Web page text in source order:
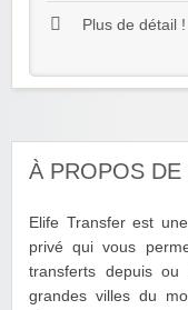
Plus de détail !
À PROPOS
Elife Transfer est
privé qui vous
transferts depuis
grandes villes du